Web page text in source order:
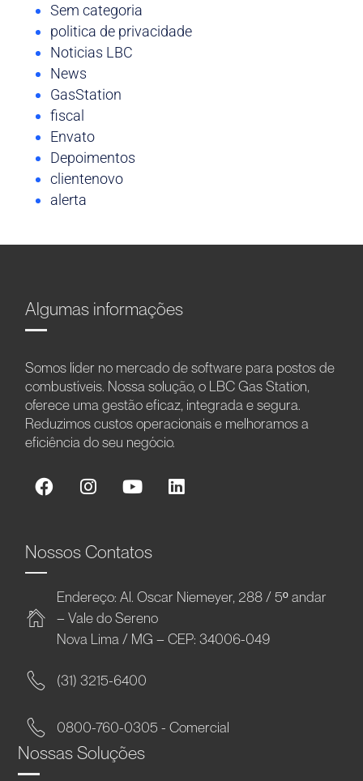
Sem categoria
politica de privacidade
Noticias LBC
News
GasStation
fiscal
Envato
Depoimentos
clientenovo
alerta
Algumas informações
Somos líder no mercado de software para postos de
combustíveis. Nossa solução, o LBC Gas Station,
oferece uma gestão eficaz, integrada e segura.
Reduzimos custos operacionais e melhoramos a
eficiência do seu negócio.
Nossos Contatos
Endereço: Al. Oscar Niemeyer, 288 / 5º andar
– Vale do Sereno
Nova Lima / MG – CEP: 34006-049
(31) 3215-6400
0800-760-0305 - Comercial
Nossas Soluções